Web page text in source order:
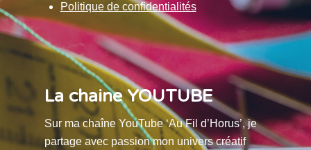
Politique de confidentialités
La chaine YOUTUBE
Sur ma chaîne YouTube ‘Au Fil d’Horus’, je
partage avec passion mon univers créatif